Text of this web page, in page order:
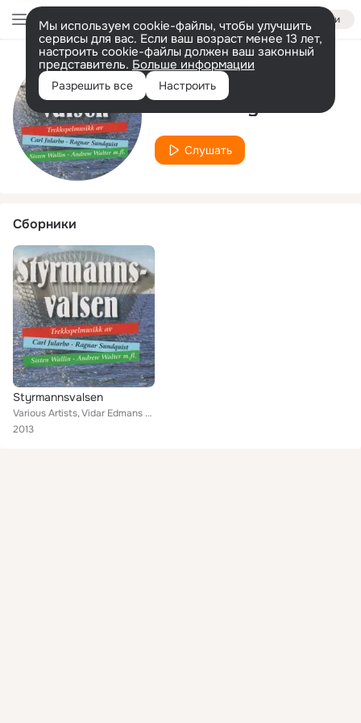
Войти
Мы используем cookie-файлы, чтобы улучшить
сервисы для вас. Если ваш возраст менее 13 лет,
настроить cookie-файлы должен ваш законный
представитель. Больше информации
Разрешить все Настроить
Исполнитель
Gottfrid Nyman
Слушать
Сборники
Styrmannsvalsen
Various Artists, Vidar Edmans Kvartett, Mats Ragnars Kvartett, Gottfrid Nyman, Jan Haglund, Sixten Wallins Trio, Melker Davidsso...
2013